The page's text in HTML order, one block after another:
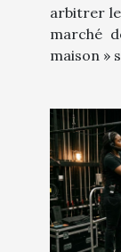
arbitrer
marché
maison »